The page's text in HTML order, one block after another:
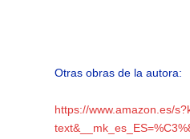
Otras obras de la autora:
https://www.amazon.es/